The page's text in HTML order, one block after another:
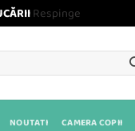
Respinge
NOUTATI CAMERA COPII